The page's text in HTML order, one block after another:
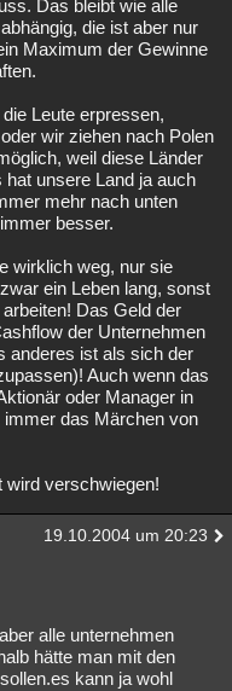
Das bleibt wie alle
die ist aber nur
Maximum der Gewinne
Leute erpressen,
wir ziehen nach Polen
weil diese Länder
unsere Land ja auch
mehr nach unten
besser.
wirklich weg, nur sie
ein Leben lang, sonst
Das Geld der
der Unternehmen
anderes ist als sich der
Auch wenn das
oder Manager in
das Märchen von
wird verschwiegen!
19.10.2004 um 20:23
alle unternehmen
hätte man mit den
kann ja wohl